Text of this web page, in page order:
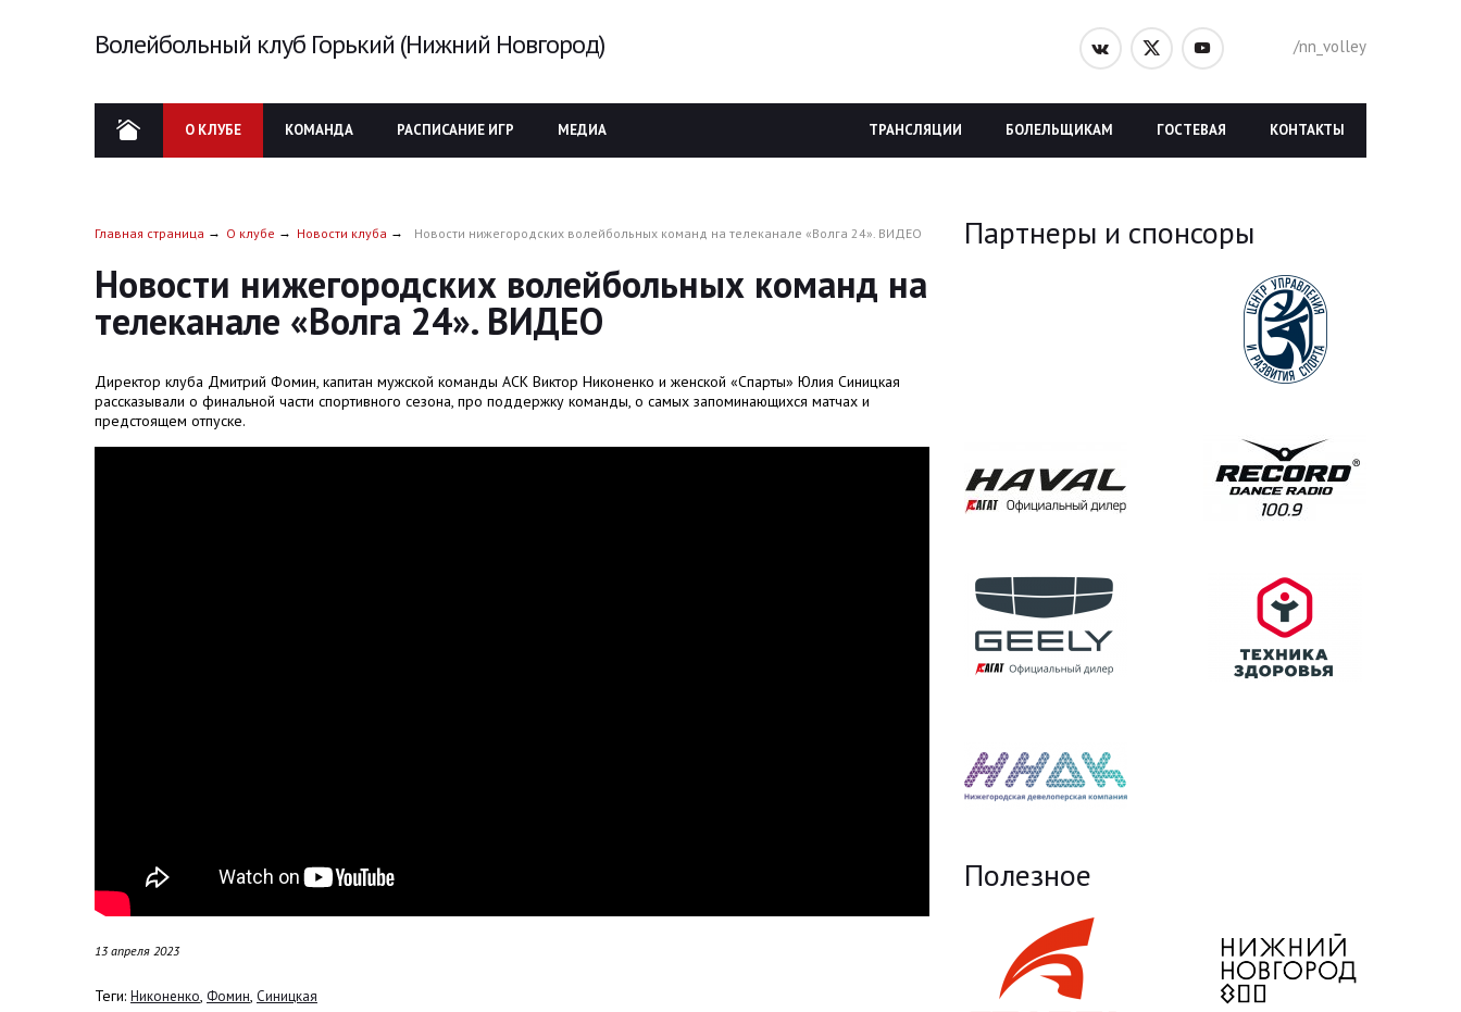
Волейбольный клуб Горький (Нижний Новгород) /nn_volley
О КЛУБЕ КОМАНДА РАСПИСАНИЕ ИГР МЕДИА КОНТАКТЫ
ГОСТЕВАЯ
БОЛЕЛЬЩИКАМ
ТРАНСЛЯЦИИ
Главная страница О клубе Новости клуба Новости нижегородских волейбольных команд на телеканале «Волга 24». ВИДЕО
Новости нижегородских волейбольных команд на
телеканале «Волга 24». ВИДЕО
Директор клуба Дмитрий Фомин, капитан мужской команды АСК Виктор Никоненко и женской «Спарты» Юлия Синицкая
рассказывали о финальной части спортивного сезона, про поддержку команды, о самых запоминающихся матчах и
предстоящем отпуске.
13 апреля 2023
Теги: Никоненко, Фомин, Синицкая
Партнеры и спонсоры
Полезное